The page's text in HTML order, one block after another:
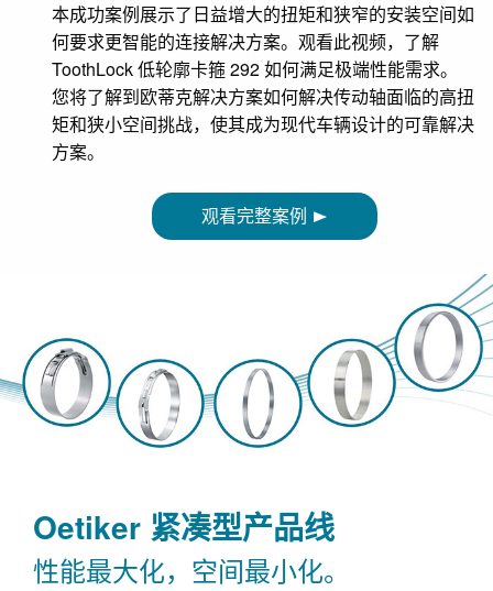
本成功案例展示了日益增大的扭矩和狭窄的安装空间如
何要求更智能的连接解决方案。观看此视频，了解
ToothLock 低轮廓卡箍 292 如何满足极端性能需求。
您将了解到欧蒂克解决方案如何解决传动轴面临的高扭
矩和狭小空间挑战，使其成为现代车辆设计的可靠解决
方案。
观看完整案例
Oetiker 紧凑型产品线
性能最大化，空间最小化。